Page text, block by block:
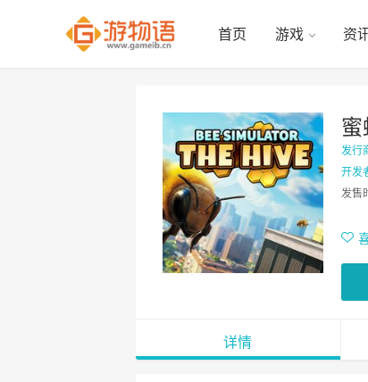
首页 游戏 资
发行
开发
发售
详情